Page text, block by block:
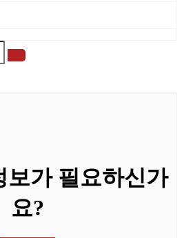
보가 필요하신가
요?